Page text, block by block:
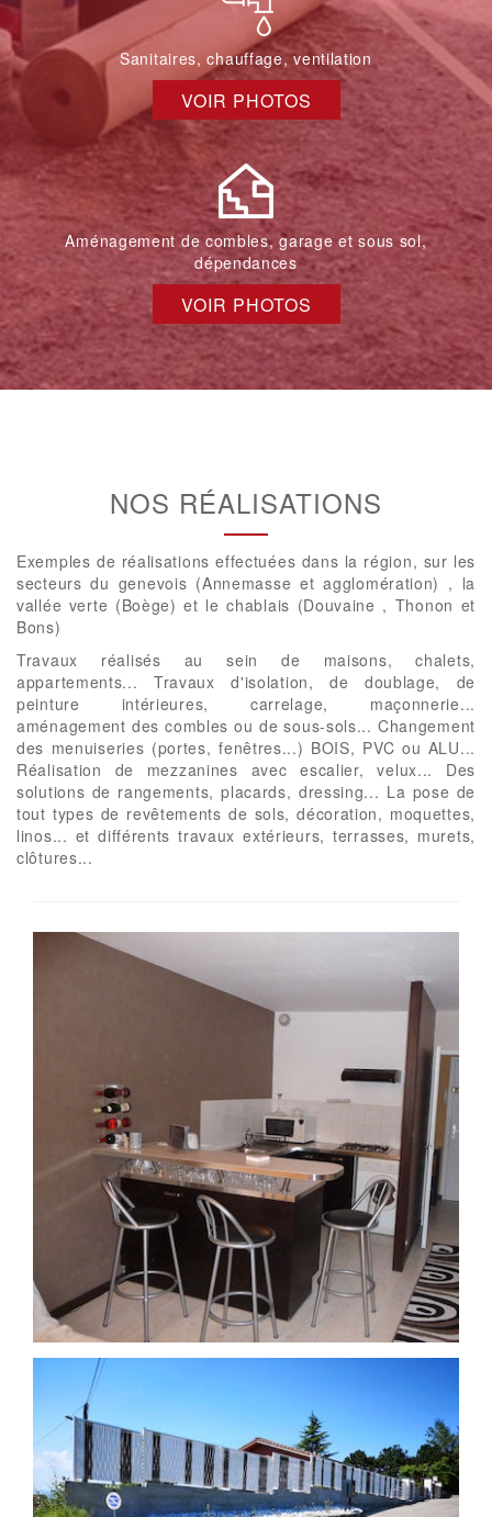
Sanitaires, chauffage, ventilation
VOIR PHOTOS
Aménagement de combles, garage et sous sol,
dépendances
VOIR PHOTOS
NOS RÉALISATIONS
Exemples de réalisations effectuées dans la région, sur les
secteurs du genevois (Annemasse et agglomération) , la
vallée verte (Boège) et le chablais (Douvaine , Thonon et
Bons)
Travaux réalisés au sein de maisons, chalets,
appartements... Travaux d'isolation, de doublage, de
peinture intérieures, carrelage, maçonnerie...
aménagement des combles ou de sous-sols... Changement
des menuiseries (portes, fenêtres...) BOIS, PVC ou ALU...
Réalisation de mezzanines avec escalier, velux... Des
solutions de rangements, placards, dressing... La pose de
tout types de revêtements de sols, décoration, moquettes,
linos... et différents travaux extérieurs, terrasses, murets,
clôtures...